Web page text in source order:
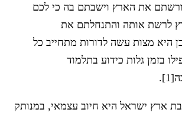
את הארץ וישבתם בה כי לכם
לרשת אותה והתנחלתם את
היא מצות עשה לדורות מתחייב כל
בזמן גלות כידוע בתלמוד
ארץ ישראל היא חיוב עצמאי, במנותק